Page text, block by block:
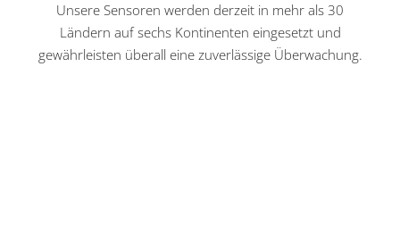
Unsere Sensoren werden derzeit in mehr als 30
Ländern auf sechs Kontinenten eingesetzt und
gewährleisten überall eine zuverlässige Überwachung.